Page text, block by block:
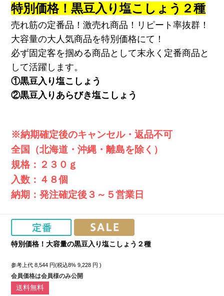
特別価格！黒豆入り塩こしょう２種
売れ筋の定番品！激売れ商品！リピート率抜群！
大容量の大人気商品を特別価格にて！
必ず固定客を掴める商品として末永く定番商品と
して活躍します。
①黒豆入り塩こしょう
②黒豆入りあらびき塩こしょう
※納期確定後のキャンセル・返品不可
全国（北海道・沖縄・離島を除く）
規格：２３０ｇ
入数：４８個
納期：発注確定後３～５営業日
特別価格！大容量の黒豆入り塩こしょう２種
参考上代 8,544 円(税込8%9,228 円 )
会員価格は会員様のみ公開
送料無料